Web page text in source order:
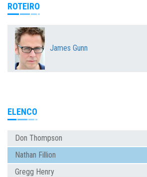
ROTEIRO
James Gunn
ELENCO
Don Thompson
Nathan Fillion
Gregg Henry